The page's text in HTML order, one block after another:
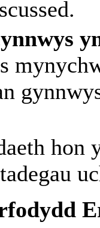
hon